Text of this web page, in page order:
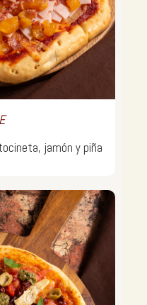
jamón y piña